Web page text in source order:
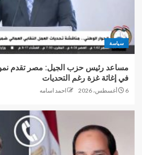
سياسة
مساعد رئيس حزب الجيل: مصر تقدم
في إغاثة غزة رغم التحديات
6 أغسطس، 2026 احمد اسامه